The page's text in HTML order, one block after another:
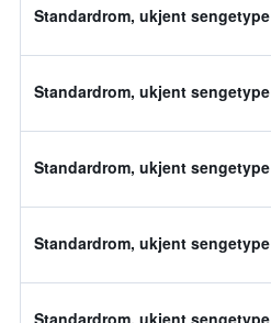
Standardrom, ukjent sengetype
Standardrom, ukjent sengetype
Standardrom, ukjent sengetype
Standardrom, ukjent sengetype
Standardrom, ukjent sengetype